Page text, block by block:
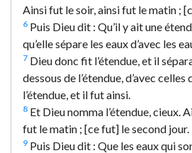
Ainsi fut le soir, ainsi fut le matin ;
6 Puis Dieu dit : Qu’il y ait une
qu’elle sépare les eaux d’avec les
7 Dieu donc fit l’étendue, et il
dessous de l’étendue, d’avec
l’étendue, et il fut ainsi.
8 Et Dieu nomma l’étendue, cieux.
fut le matin ; [ce fut] le second jour.
9 Puis Dieu dit : Que les eaux qui